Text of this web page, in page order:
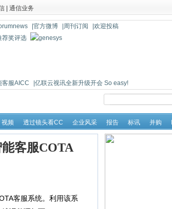
通信业务
|官方微博 |周刊订阅 |欢迎投稿
客服AICC
|亿联云视讯全新升级开会 So easy!
视频 透过镜头看CC 企业风采 报告 标讯 并购
客服COTA
客服系统。利用该系